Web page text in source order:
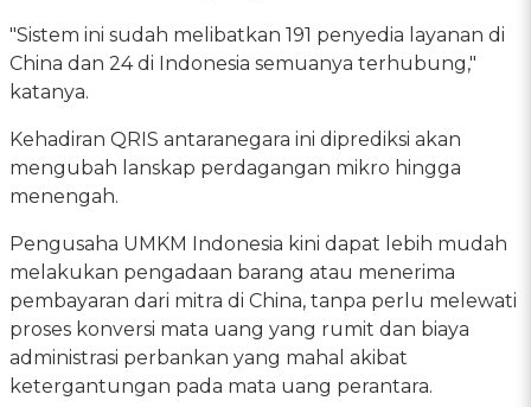
"Sistem ini sudah melibatkan 191 penyedia layanan di
China dan 24 di Indonesia semuanya terhubung,"
katanya.
Kehadiran QRIS antaranegara ini diprediksi akan
mengubah lanskap perdagangan mikro hingga
menengah.
Pengusaha UMKM Indonesia kini dapat lebih mudah
melakukan pengadaan barang atau menerima
pembayaran dari mitra di China, tanpa perlu melewati
proses konversi mata uang yang rumit dan biaya
administrasi perbankan yang mahal akibat
ketergantungan pada mata uang perantara.